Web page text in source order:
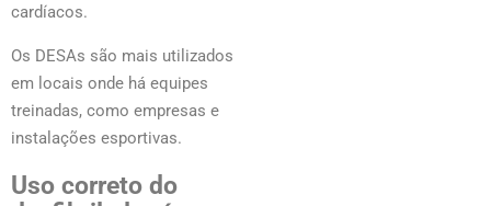
cardíacos.
Os DESAs são mais utilizados
em locais onde há equipes
treinadas, como empresas e
instalações esportivas.
Uso correto do